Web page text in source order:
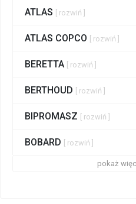
ATLAS [ rozwiń ]
ATLAS COPCO [ rozwiń ]
BERETTA [ rozwiń ]
BERTHOUD [ rozwiń ]
BIPROMASZ [ rozwiń ]
BOBARD [ rozwiń ]
pokaż